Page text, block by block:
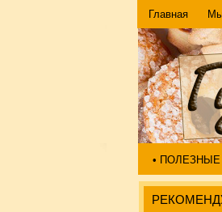
Главная
• ПОЛЕЗНЫЕ